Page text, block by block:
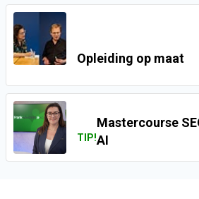
Opleiding op maat
TIP!
Mastercourse
AI